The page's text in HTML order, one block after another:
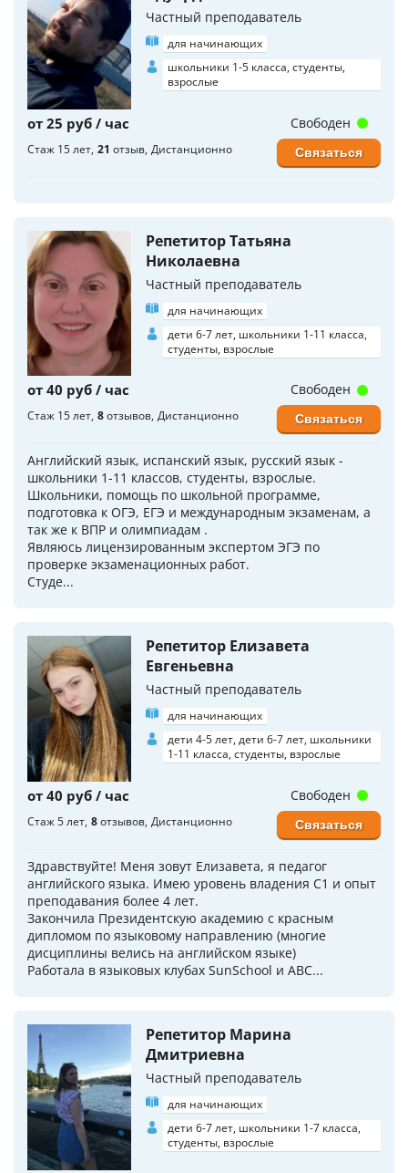
Частный преподаватель
для начинающих
школьники 1-5 класса, студенты,
взрослые
от 25 руб / час
Стаж 15 лет 21 отзыв Дистанционно
Свободен
Связаться
Репетитор Татьяна
Николаевна
Частный преподаватель
для начинающих
дети 6-7 лет, школьники 1-11 класса,
студенты, взрослые
от 40 руб / час
Стаж 15 лет 8отзывов Дистанционно
Английский язык, испанский язык, русский язык -
школьники 1-11 классов, студенты, взрослые.
Школьники, помощь по школьной программе,
подготовка к ОГЭ, ЕГЭ и международным экзаменам, а
так же к ВПР и олимпиадам .
Являюсь лицензированным экспертом ЭГЭ по
проверке экзаменационных работ.
Студе...
Свободен
Связаться
Репетитор Елизавета
Евгеньевна
Частный преподаватель
для начинающих
дети 4-5 лет, дети 6-7 лет, школьники
1-11 класса, студенты, взрослые
от 40 руб / час
Стаж 5 лет 8отзывов Дистанционно
Здравствуйте! Меня зовут Елизавета, я педагог
английского языка. Имею уровень владения C1 и опыт
преподавания более 4 лет.
Закончила Президентскую академию с красным
дипломом по языковому направлению (многие
дисциплины велись на английском языке)
Работала в языковых клубах SunSchool и ABC...
Свободен
Связаться
Репетитор Марина
Дмитриевна
Частный преподаватель
для начинающих
дети 6-7 лет, школьники 1-7 класса,
студенты, взрослые